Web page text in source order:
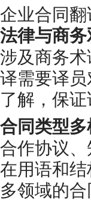
企业合同
法律与商
涉及商务
译需要译
了解，保
合同类型
合作协议
在用语和
多领域的